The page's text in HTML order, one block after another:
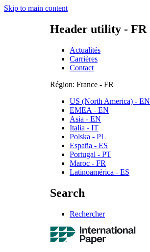
Skip to main content
Header utility - FR
Actualités
Carrières
Contact
Région: France - FR
US (North America) - EN
EMEA - EN
Asia - EN
Italia - IT
Polska - PL
España - ES
Portugal - PT
Maroc - FR
Latinoamérica - ES
Search
Rechercher